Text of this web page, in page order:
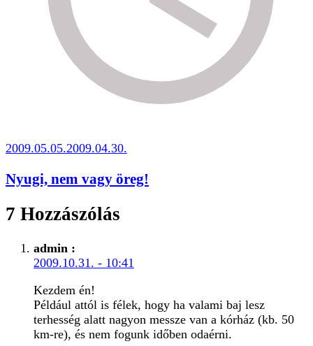
2009.05.05.2009.04.30.
Nyugi, nem vagy öreg!
7 Hozzászólás
admin :
2009.10.31. - 10:41
Kezdem én!
Például attól is félek, hogy ha valami baj lesz
terhesség alatt nagyon messze van a kórház (kb. 50
km-re), és nem fogunk időben odaérni.